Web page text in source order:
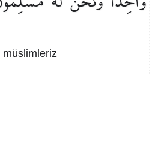
müslimleriz